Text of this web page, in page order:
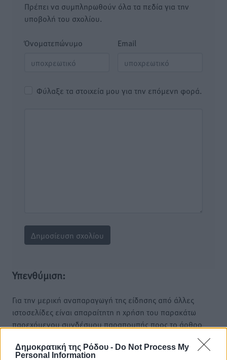
Δημοκρατική της Ρόδου - Do Not Process My
Personal Information
Πρέπει να συμπληρωθούν όλα τα πεδία για την
υποβολή του σχολίου.
Όνοματεπώνυμο Email
Φύλαξε τα στοιχεία μου για την επόμενη φορά.
Υπενθύμιση:
Για την μερική αναπαραγωγή της είδησης από άλλες
ιστοσελίδες είναι απαραίτητη η χρήση του παρακάτω
παρεχόμενου συνδέσμου παραπομπής προς το άρθρο